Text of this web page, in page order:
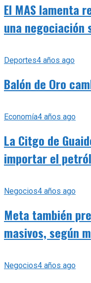
El MAS lamenta
una negociación
Deportes4 años ago
Balón de Oro
Economía4 años ago
La Citgo de
importar el
Negocios4 años ago
Meta también
masivos, según
Negocios4 años ago